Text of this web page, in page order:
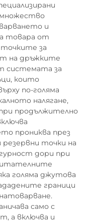
и
товара от
за
на дръжките
системата за
които
по-голяма
налягане,
продължително
прониква през
точки на
дори при
голяма джутова
граници
само с
а включва и